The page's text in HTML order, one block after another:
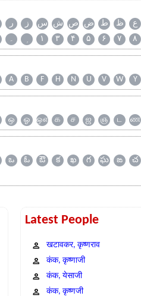
ر ز س ش ص ض ط ظ ع
۔ ۱ ۳ ۴ ۵ ۶ ۷ ۸
A B F H N U V W Y
ஒ ஓ ஔ க ச ஜ ஞ ட ண
ఒ ఓ ఔ క ఖ గ ఘ ఙ చ
Latest People
खटावकर, कृष्णराव
कंक, कृष्णाजी
कंक, येसाजी
कंक, कृष्णजी